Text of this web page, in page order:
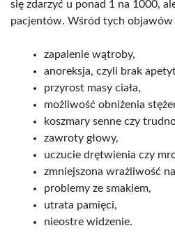
się zdarzyć u ponad 1 na 1000,
pacjentów. Wśród tych objawów
zapalenie wątroby,
anoreksja, czyli brak
przyrost masy ciała,
możliwość obniżenia
koszmary senne czy
zawroty głowy,
uczucie drętwienia czy
zmniejszona wrażliwość
problemy ze smakiem,
utrata pamięci,
nieostre widzenie.